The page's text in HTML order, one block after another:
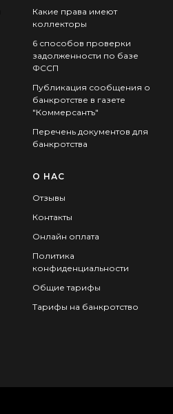
Какие права имеют
коллекторы
6 способов проверки
задолженности по базе
ФССП
Публикация сообщения о
банкротстве в газете
"Коммерсантъ"
Перечень документов для
банкротства
О НАС
Отзывы
Контакты
Онлайн оплата
Политика
конфиденциальности
Общие тарифы
Тарифы на банкротство